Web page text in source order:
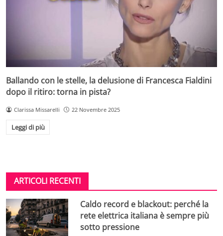
Ballando con le stelle, la delusione di Francesca Fialdini
dopo il ritiro: torna in pista?
Clarissa Missarelli 22 Novembre 2025
Leggi di più
ARTICOLI RECENTI
Caldo record e blackout: perché la
rete elettrica italiana è sempre più
sotto pressione